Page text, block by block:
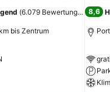
(6.079 Bewertungen)
bis Zentrum
8,6